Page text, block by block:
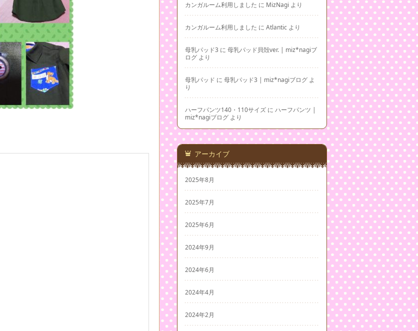
カンガルーム利用しました に MizNagi より
カンガルーム利用しました に Atlantic より
母乳パッド3 に 母乳パッド貝殻ver. | miz*nagiブ
ログ より
母乳パッド に 母乳パッド3 | miz*nagiブログ よ
り
ハーフパンツ140・110サイズ に ハーフパンツ |
miz*nagiブログ より
アーカイブ
2025年8月
2025年7月
2025年6月
2024年9月
2024年6月
2024年4月
2024年2月